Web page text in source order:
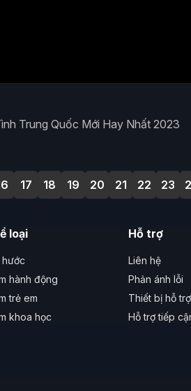
Trung Quốc Mới Hay Nhất 2023
17 18 19 20 21 22 23
loại
hước
hành động
trẻ em
khoa học
Hỗ trợ
Liên hệ
Phản ánh lỗi
Thiết bị hỗ trợ
Hỗ trợ tiếp